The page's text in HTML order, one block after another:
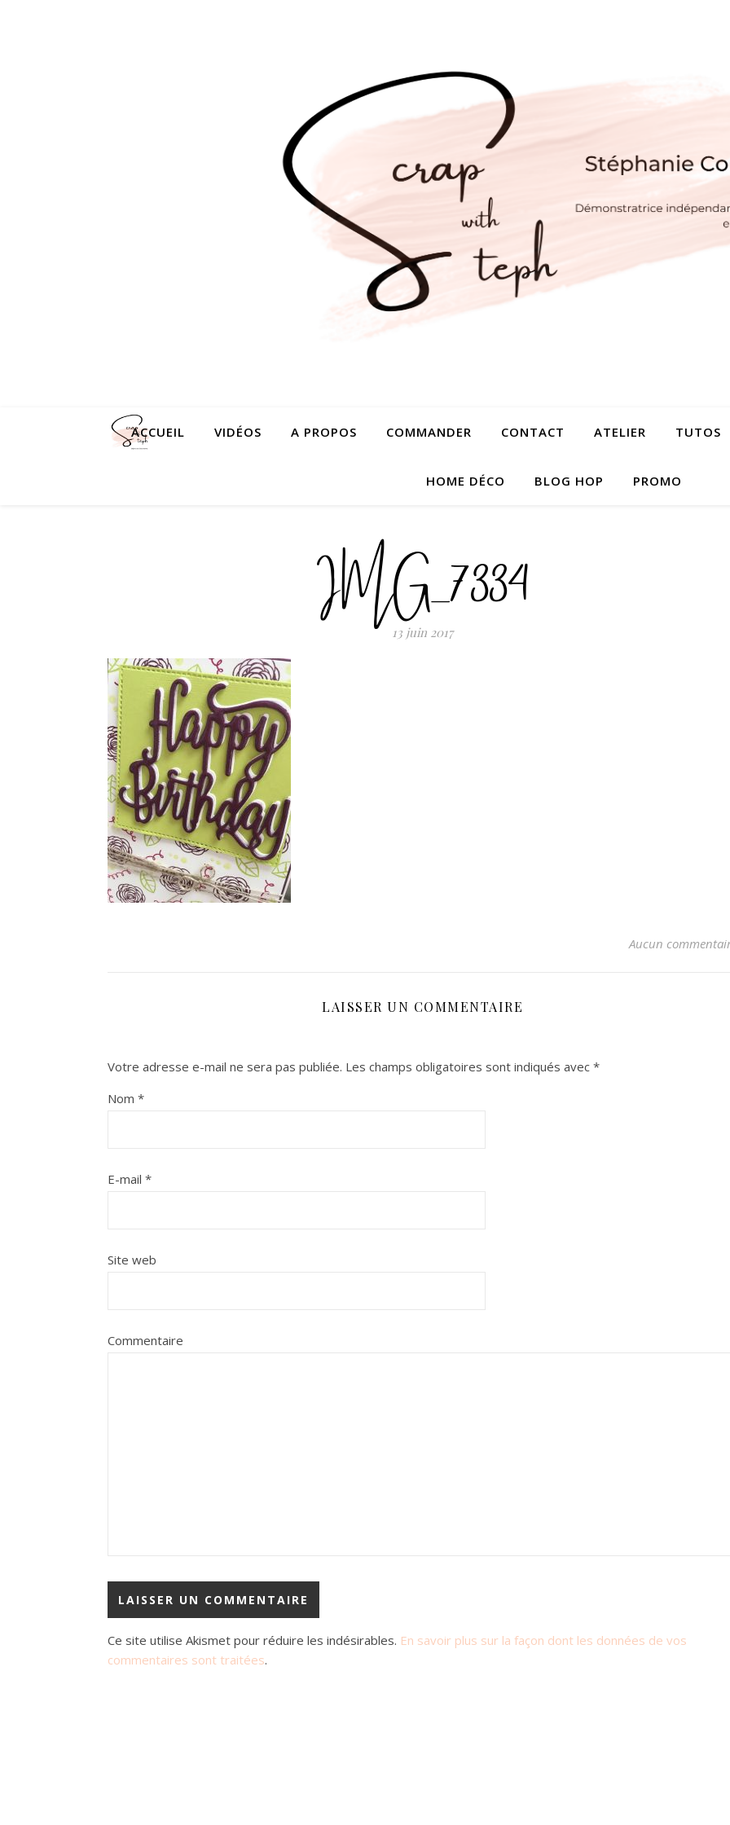
ACCUEIL VIDÉOS A PROPOS COMMANDER CONTACT ATELIER TUTOS
HOME DÉCO BLOG HOP PROMO
IMG_7334
13 juin 2017
Aucun
LAISSER UN COMMENTAIRE
Votre adresse e-mail ne sera pas publiée. Les champs obligatoires sont indiqués avec *
Nom *
E-mail *
Site web
Commentaire
Ce site utilise Akismet pour réduire les indésirables. En savoir plus sur la façon dont les données de vos
commentaires sont traitées.